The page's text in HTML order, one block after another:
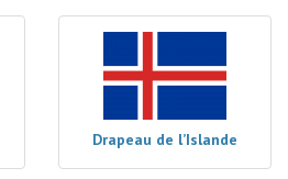
Drapeau de l’Islande